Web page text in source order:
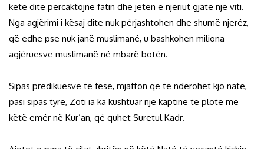
këtë ditë përcaktojnë fatin dhe jetën e njeriut gjatë një viti.
Nga agjërimi i kësaj dite nuk përjashtohen dhe shumë njerëz,
që edhe pse nuk janë muslimanë, u bashkohen miliona
agjëruesve muslimanë në mbarë botën.
Sipas predikuesve të fesë, mjafton që të nderohet kjo natë,
pasi sipas tyre, Zoti ia ka kushtuar një kaptinë të plotë me
këtë emër në Kur’an, që quhet Suretul Kadr.